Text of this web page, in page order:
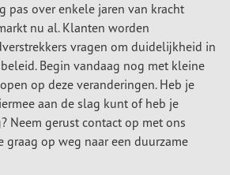
pas over enkele jaren van kracht
nu al. Klanten worden
vragen om duidelijkheid in
Begin vandaag nog met kleine
op deze veranderingen. Heb je
aan de slag kunt of heb je
Neem gerust contact op met ons
graag op weg naar een duurzame